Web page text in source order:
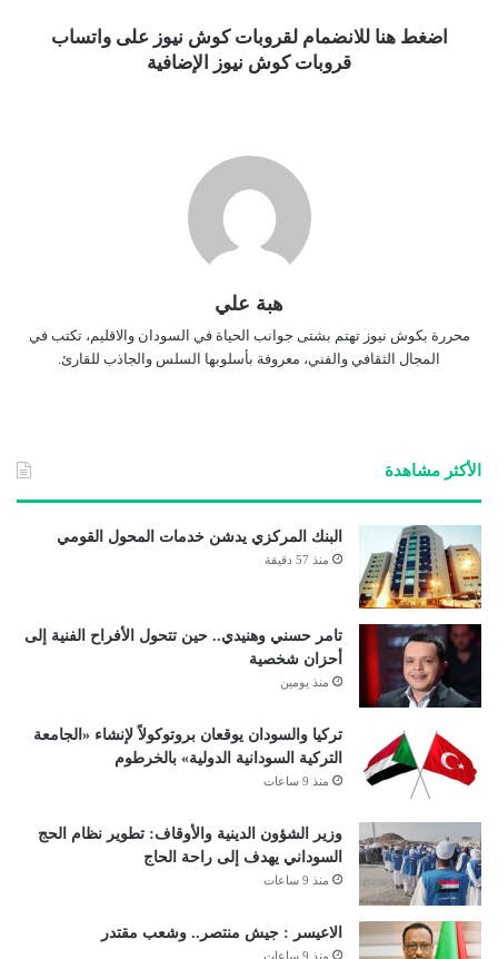
اضغط هنا للانضمام لقروبات كوش نيوز على واتساب
قروبات كوش نيوز الإضافية
هبة علي
محررة بكوش نيوز تهتم بشتى جوانب الحياة في السودان والاقليم، تكتب في
المجال الثقافي والفني، معروفة بأسلوبها السلس والجاذب للقارئ.
الأكثر مشاهدة
البنك المركزي يدشن خدمات المحول القومي
منذ 57 دقيقة
تامر حسني وهنيدي.. حين تتحول الأفراح الفنية إلى
أحزان شخصية
منذ يومين
تركيا والسودان يوقعان بروتوكولاً لإنشاء «الجامعة
التركية السودانية الدولية» بالخرطوم
منذ 9 ساعات
وزير الشؤون الدينية والأوقاف: تطوير نظام الحج
السوداني يهدف إلى راحة الحاج
منذ 9 ساعات
الاعيسر : جيش منتصر.. وشعب مقتدر
منذ 9 ساعات